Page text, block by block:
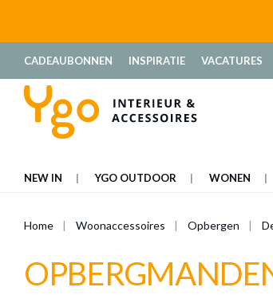
CADEAUBONNEN INSPIRATIE VACATURES
NEW IN YGO OUTDOOR WONEN
Home Woonaccessoires Opbergen